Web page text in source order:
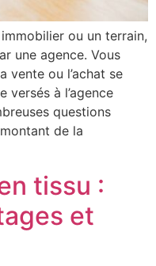
ou un terrain,
une agence. Vous
vente ou l’achat se
à l’agence
questions
de la
tissu :
et